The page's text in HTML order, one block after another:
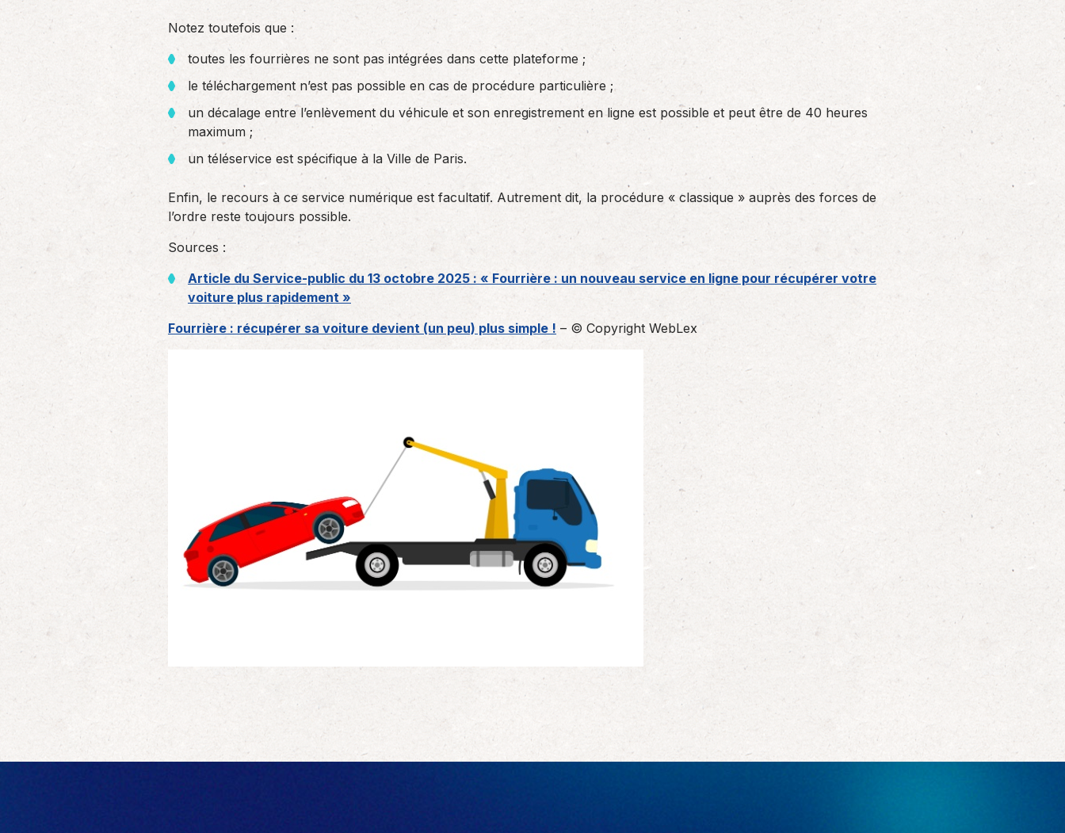
Notez toutefois que :
toutes les fourrières ne sont pas intégrées dans cette plateforme ;
le téléchargement n’est pas possible en cas de procédure particulière ;
un décalage entre l’enlèvement du véhicule et son enregistrement en ligne est possible et peut être de 40 heures
maximum ;
un téléservice est spécifique à la Ville de Paris.
Enfin, le recours à ce service numérique est facultatif. Autrement dit, la procédure « classique » auprès des forces de
l’ordre reste toujours possible.
Sources :
Article du Service-public du 13 octobre 2025 : « Fourrière : un nouveau service en ligne pour récupérer votre
voiture plus rapidement »
Fourrière : récupérer sa voiture devient (un peu) plus simple ! – © Copyright WebLex